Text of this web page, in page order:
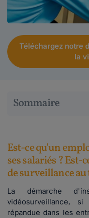
Téléchargez notre
la
Sommaire
Est-ce qu'un
ses salariés ? Est-
de surveillance
La démarche
vidéosurveillance,
répandue dans les